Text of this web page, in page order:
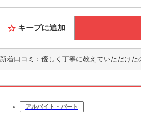
キープに追加
新着口コミ： 優しく丁寧に教えていただけたのです
アルバイト・パート